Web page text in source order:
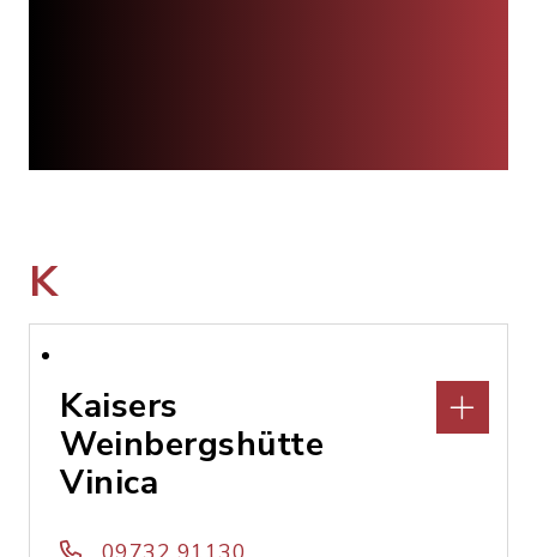
K
Kaisers
Weinbergshütte
Vinica